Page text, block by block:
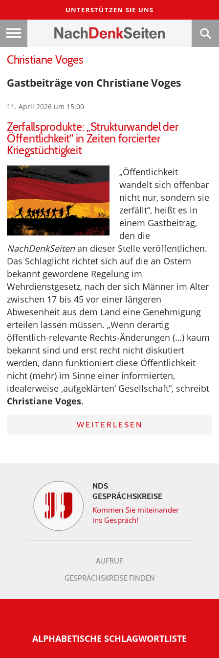
UNTERSTÜTZEN SIE UNS
Christiane Voges
Gastbeiträge von Christiane Voges
11. April 2026 um 15:00
Zerfallsprodukte: „Strukturwandel der
Öffentlichkeit“ in Zeiten forcierter
Kriegstüchtigkeit
„Öffentlichkeit
wandelt sich offenbar
nicht nur, sondern sie
zerfällt“, heißt es in
einem Gastbeitrag,
den die
NachDenkSeitenan dieser Stelle veröffentlichen.
Das Schlaglicht richtet sich auf die an Ostern
bekannt gewordene Regelung im
Wehrdienstgesetz, nach der sich Männer im Alter
zwischen 17 bis 45 vor einer längeren
Abwesenheit aus dem Land eine Genehmigung
erteilen lassen müssen. „Wenn derartig
öffentlich-relevante Rechts-Änderungen (…) kaum
bekannt sind und erst recht nicht diskutiert
werden, dann funktioniert diese Öffentlichkeit
nicht (mehr) im Sinne einer informierten,
idealerweise ‚aufgeklärten‘ Gesellschaft“, schreibt
Christiane Voges.
WEITERLESEN
NDS
GESPRÄCHSKREISE
Kommen Sie miteinander
ins Gespräch!
AUFRUF
GESPRÄCHSKREISE FINDEN
ALPHABETISCHE SCHLAGWORTLISTE